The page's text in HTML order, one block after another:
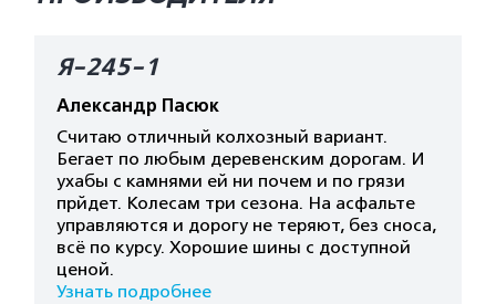
Я-245-1
Александр Пасюк
Считаю отличный колхозный вариант.
Бегает по любым деревенским дорогам. И
ухабы с камнями ей ни почем и по грязи
прйдет. Колесам три сезона. На асфальте
управляются и дорогу не теряют, без сноса,
всё по курсу. Хорошие шины с доступной
ценой.
Узнать подробнее